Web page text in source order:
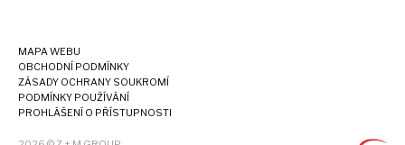
MAPA WEBU
OBCHODNÍ PODMÍNKY
ZÁSADY OCHRANY SOUKROMÍ
PODMÍNKY POUŽÍVÁNÍ
PROHLÁŠENÍ O PŘÍSTUPNOSTI